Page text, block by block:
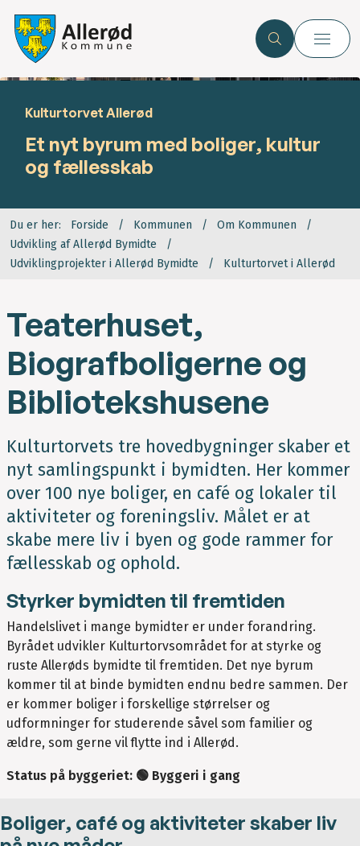
Kulturtorvet Allerød
Et nyt byrum med boliger, kultur
og fællesskab
Du er her: Forside Kommunen
Om Kommunen
Udvikling af Allerød Bymidte
Udviklingprojekter i Allerød Bymidte
Kulturtorvet i Allerød
Teaterhuset,
Biografboligerne og
Bibliotekshusene
Kulturtorvets tre hovedbygninger skaber et
nyt samlingspunkt i bymidten. Her kommer
over 100 nye boliger, en café og lokaler til
aktiviteter og foreningsliv. Målet er at
skabe mere liv i byen og gode rammer for
fællesskab og ophold.
Styrker bymidten til fremtiden
Handelslivet i mange bymidter er under forandring.
Byrådet udvikler Kulturtorvsområdet for at styrke og
ruste Allerøds bymidte til fremtiden. Det nye byrum
kommer til at binde bymidten endnu bedre sammen. Der
er kommer boliger i forskellige størrelser og
udformninger for studerende såvel som familier og
ældre, som gerne vil flytte ind i Allerød.
Status på byggeriet: 🟢 Byggeri i gang
Boliger, café og aktiviteter skaber liv